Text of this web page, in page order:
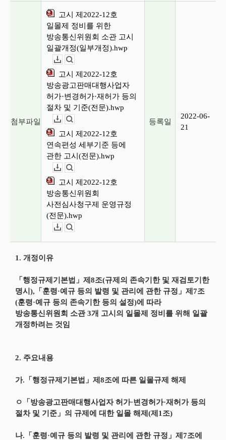
첨부파일
고시 제2022-12호
일몰제 정비를 위한
방송통신위원회 소관 고시
일괄개정(일부개정).hwp
고시 제2022-12호
방송광고판매대행사업자
허가·변경허가·재허가 등의
절차 및 기준(전문).hwp
고시 제2022-12호
연속편성 세부기준 등에
관한 고시(전문).hwp
고시 제2022-12호
방송통신위원회
사전심사청구제 운영규정
(전문).hwp
등록일
2022-06-
21
1. 개정이유
「행정규제기본법」제8조(규제의 존속기한 및 재검토기한
명시),「훈령·예규 등의 발령 및 관리에 관한 규정」제7조
(훈령·예규 등의 존속기한 등의 설정)에 따라
방송통신위원회 소관 3개 고시의 일몰제 정비를 위해 일괄
개정하려는 것임
2. 주요내용
가.「행정규제기본법」제8조에 따른 일몰규제 해제
ㅇ「방송광고판매대행사업자 허가·변경허가·재허가 등의
절차 및 기준」의 규제에 대한 일몰 해제(제1조)
나.「훈령·예규 등의 발령 및 관리에 관한 규정」제7조에